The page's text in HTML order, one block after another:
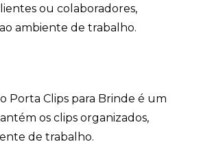
ou colaboradores,
ambiente de trabalho.
o Porta Clips para Brinde é um
os clips organizados,
de trabalho.